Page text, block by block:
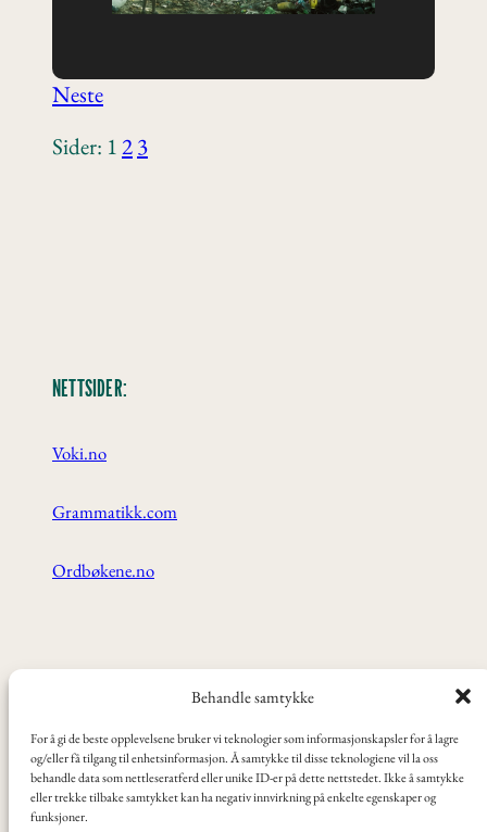
Behandle samtykke
For å gi de beste opplevelsene bruker vi teknologier som informasjonskapsler for å lagre
og/eller få tilgang til enhetsinformasjon. Å samtykke til disse teknologiene vil la oss
behandle data som nettleseratferd eller unike ID-er på dette nettstedet. Ikke å samtykke
eller trekke tilbake samtykket kan ha negativ innvirkning på enkelte egenskaper og
funksjoner.
Neste
Sider: 123
NETTSIDER:
Voki.no
Grammatikk.com
Ordbøkene.no
Videoer, tv-serier og filmer